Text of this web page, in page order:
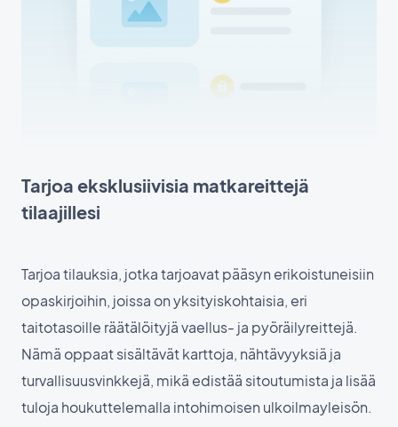
Tarjoa eksklusiivisia matkareittejä
tilaajillesi
Tarjoa tilauksia, jotka tarjoavat pääsyn erikoistuneisiin
opaskirjoihin, joissa on yksityiskohtaisia, eri
taitotasoille räätälöityjä vaellus- ja pyöräilyreittejä.
Nämä oppaat sisältävät karttoja, nähtävyyksiä ja
turvallisuusvinkkejä, mikä edistää sitoutumista ja lisää
tuloja houkuttelemalla intohimoisen ulkoilmayleisön.